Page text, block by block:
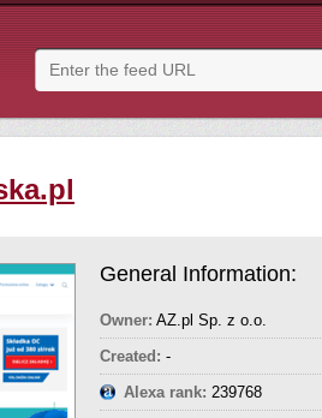
General Information:
Owner: AZ.pl Sp. z o.o.
Created: -
Alexa rank: 239768